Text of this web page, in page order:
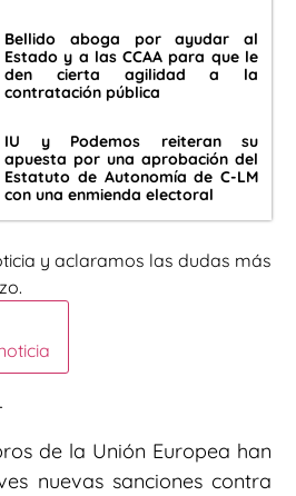
Bellido aboga por ayudar al
Estado y a las CCAA para que le
den cierta agilidad a la
contratación pública
IU y Podemos reiteran su
apuesta por una aprobación del
Estatuto de Autonomía de C-LM
con una enmienda electoral
y aclaramos las dudas más
de la Unión Europea han
nuevas sanciones contra